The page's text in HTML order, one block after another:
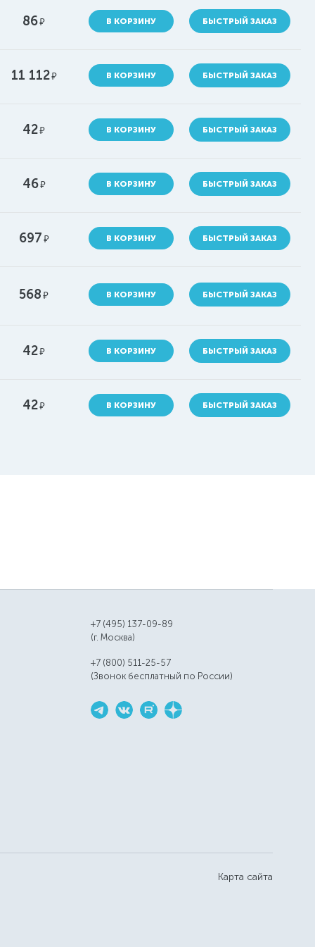
86руб. В КОРЗИНУ БЫСТРЫЙ ЗАКАЗ
11 112руб. В КОРЗИНУ БЫСТРЫЙ ЗАКАЗ
42руб. В КОРЗИНУ БЫСТРЫЙ ЗАКАЗ
46руб. В КОРЗИНУ БЫСТРЫЙ ЗАКАЗ
697руб. В КОРЗИНУ БЫСТРЫЙ ЗАКАЗ
568руб. В КОРЗИНУ БЫСТРЫЙ ЗАКАЗ
42руб. В КОРЗИНУ БЫСТРЫЙ ЗАКАЗ
42руб. В КОРЗИНУ БЫСТРЫЙ ЗАКАЗ
+7 (495) 137-09-89
(г. Москва)
+7 (800) 511-25-57
(Звонок бесплатный по России)
Карта сайта